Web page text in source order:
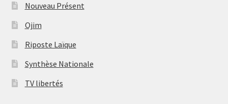
Nouveau Présent
Ojim
Riposte Laïque
Synthèse Nationale
TV libertés